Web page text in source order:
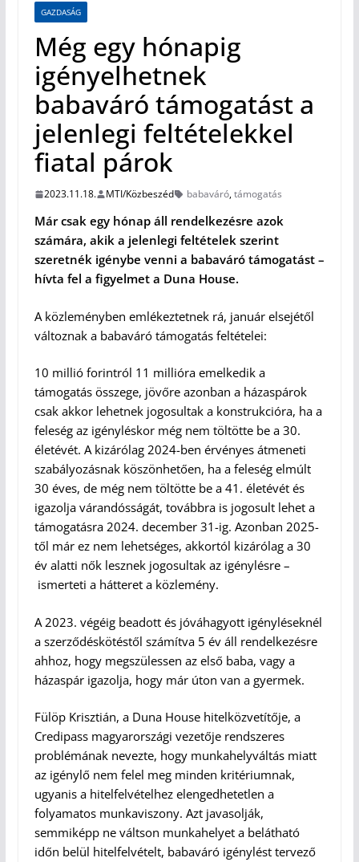
GAZDASÁG
Még egy hónapig
igényelhetnek
babaváró támogatást a
jelenlegi feltételekkel
fiatal párok
2023.11.18. MTI/Közbeszéd babaváró,támogatás
Már csak egy hónap áll rendelkezésre azok
számára, akik a jelenlegi feltételek szerint
szeretnék igénybe venni a babaváró támogatást –
hívta fel a figyelmet a Duna House.
A közleményben emlékeztetnek rá, január elsejétől
változnak a babaváró támogatás feltételei:
10 millió forintról 11 millióra emelkedik a
támogatás összege, jövőre azonban a házaspárok
csak akkor lehetnek jogosultak a konstrukcióra, ha a
feleség az igényléskor még nem töltötte be a 30.
életévét. A kizárólag 2024-ben érvényes átmeneti
szabályozásnak köszönhetően, ha a feleség elmúlt
30 éves, de még nem töltötte be a 41. életévét és
igazolja várandósságát, továbbra is jogosult lehet a
támogatásra 2024. december 31-ig. Azonban 2025-
től már ez nem lehetséges, akkortól kizárólag a 30
év alatti nők lesznek jogosultak az igénylésre –
ismerteti a hátteret a közlemény.
A 2023. végéig beadott és jóváhagyott igényléseknél
a szerződéskötéstől számítva 5 év áll rendelkezésre
ahhoz, hogy megszülessen az első baba, vagy a
házaspár igazolja, hogy már úton van a gyermek.
Fülöp Krisztián, a Duna House hitelközvetítője, a
Credipass magyarországi vezetője rendszeres
problémának nevezte, hogy munkahelyváltás miatt
az igénylő nem felel meg minden kritériumnak,
ugyanis a hitelfelvételhez elengedhetetlen a
folyamatos munkaviszony. Azt javasolják,
semmiképp ne váltson munkahelyet a belátható
időn belül hitelfelvételt, babaváró igénylést tervező